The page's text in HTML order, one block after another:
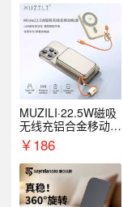
MUZILI·22.5W磁吸
无线充铝合金移动电
源R118W
￥186